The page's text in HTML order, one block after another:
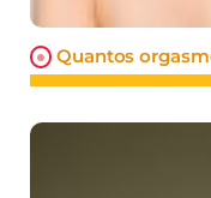
Quantos